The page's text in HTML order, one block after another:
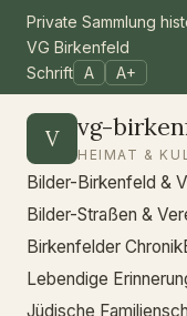
Private Sammlung
VG Birkenfeld
Schrift A A+
V vg-
HEIMAT &
Bilder-Birkenfeld &
Bilder-Straßen &
Birkenfelder Chronik
Lebendige
Jüdische